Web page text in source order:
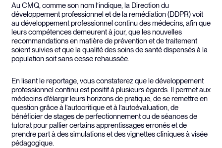
Au CMQ, comme son nom l’indique, la Direction du
développement professionnel et de la remédiation (DDPR) voit
au développement professionnel continu des médecins, afin que
leurs compétences demeurent à jour, que les nouvelles
recommandations en matière de prévention et de traitement
soient suivies et que la qualité des soins de santé dispensés à la
population soit sans cesse rehaussée.
En lisant le reportage, vous constaterez que le développement
professionnel continu est positif à plusieurs égards. Il permet aux
médecins d’élargir leurs horizons de pratique, de se remettre en
question grâce à l’autocritique et à l’autoévaluation, de
bénéficier de stages de perfectionnement ou de séances de
tutorat pour pallier certains apprentissages erronés et de
prendre part à des simulations et des vignettes cliniques à visée
pédagogique.